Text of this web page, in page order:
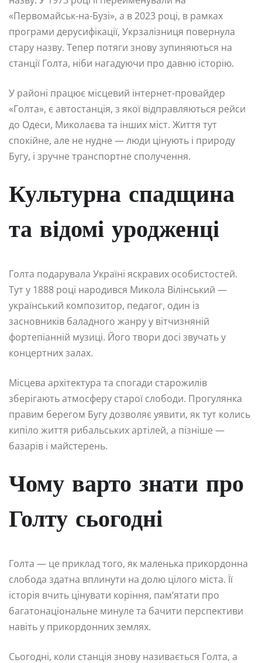
«Первомайськ-на-Бузі», а в 2023 році, в рамках
програми дерусифікації, Укрзалізниця повернула
стару назву. Тепер потяги знову зупиняються на
станції Голта, ніби нагадуючи про давню історію.
У районі працює місцевий інтернет-провайдер
«Голта», є автостанція, з якої відправляються рейси
до Одеси, Миколаєва та інших міст. Життя тут
спокійне, але не нудне — люди цінують і природу
Бугу, і зручне транспортне сполучення.
Культурна спадщина
та відомі уродженці
Голта подарувала Україні яскравих особистостей.
Тут у 1888 році народився Микола Вілінський —
український композитор, педагог, один із
засновників баладного жанру у вітчизняній
фортепіанній музиці. Його твори досі звучать у
концертних залах.
Місцева архітектура та спогади старожилів
зберігають атмосферу старої слободи. Прогулянка
правим берегом Бугу дозволяє уявити, як тут колись
кипіло життя рибальських артілей, а пізніше —
базарів і майстерень.
Чому варто знати про
Голту сьогодні
Голта — це приклад того, як маленька прикордонна
слобода здатна вплинути на долю цілого міста. Її
історія вчить цінувати коріння, пам’ятати про
багатонаціональне минуле та бачити перспективи
навіть у прикордонних землях.
Сьогодні, коли станція знову називається Голта, а